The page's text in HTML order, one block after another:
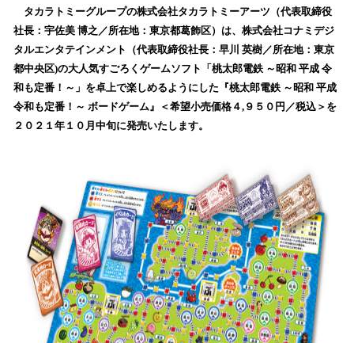
！
数
を
読
み
込
み
中
タカラトミーグループの株式会社タカラトミーアーツ（代表取締役
社長：宇佐美 博之／所在地：東京都葛飾区）は、株式会社コナミデジ
タルエンタテインメント（代表取締役社長：早川 英樹／所在地：東京
都中央区)の大人気すごろくゲームソフト「桃太郎電鉄 ～昭和 平成 令
和も定番！～」を卓上で楽しめるようにした『桃太郎電鉄 ～昭和 平成
令和も定番！～ ボードゲーム』＜希望小売価格４,９５０円／税込＞を
２０２１年１０月中旬に発売いたします。